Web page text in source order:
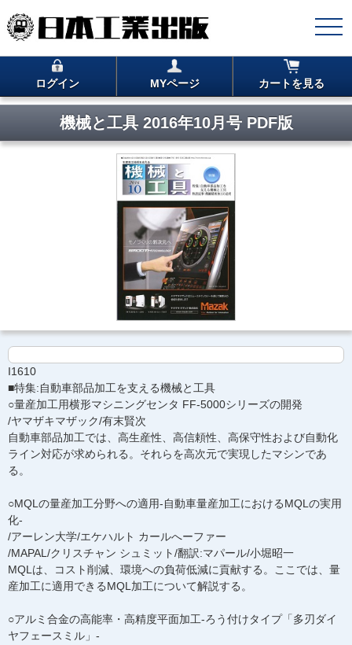
ログイン MYページ カートを見る
機械と工具 2016年10月号 PDF版
I1610
■特集:自動車部品加工を支える機械と工具
○量産加工用横形マシニングセンタ FF-5000シリーズの開発
/ヤマザキマザック/有末賢次
自動車部品加工では、高生産性、高信頼性、高保守性および自動化
ライン対応が求められる。それらを高次元で実現したマシンであ
る。
○MQLの量産加工分野への適用-自動車量産加工におけるMQLの実用
化-
/アーレン大学/エケハルト カールへーファー
/MAPAL/クリスチャン シュミット/翻訳:マパール/小堀昭一
MQLは、コスト削減、環境への負荷低減に貢献する。ここでは、量
産加工に適用できるMQL加工について解説する。
○アルミ合金の高能率・高精度平面加工-ろう付けタイプ「多刃ダイ
ヤフェースミル」-